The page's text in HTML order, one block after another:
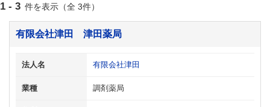
1 - 3 件を表示（全 3件）
有限会社津田 津田薬局
法人名 有限会社津田
業種 調剤薬局